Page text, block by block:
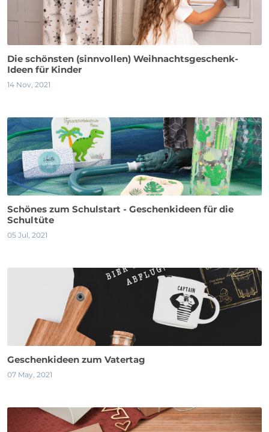
Die schönsten (sinnvollen) Weihnachtsgeschenk-
Ideen für Kinder
14 Nov, 2021
Schönes zum Schulstart - Geschenkideen für die
Schultüte
05 Jul, 2021
Geschenkideen zum Vatertag
07 May, 2021